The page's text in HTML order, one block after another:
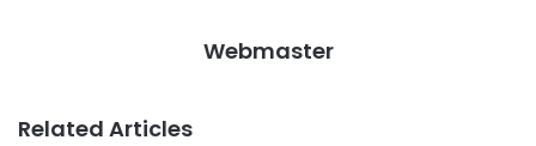
Webmaster
Related Articles